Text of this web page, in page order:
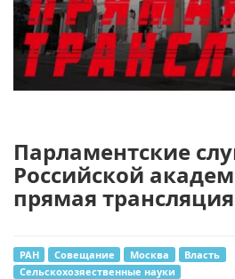
Парламентские
Российской
прямая трансляция
РАН Совещание Москва
Власть
Сельскохозяественные науки